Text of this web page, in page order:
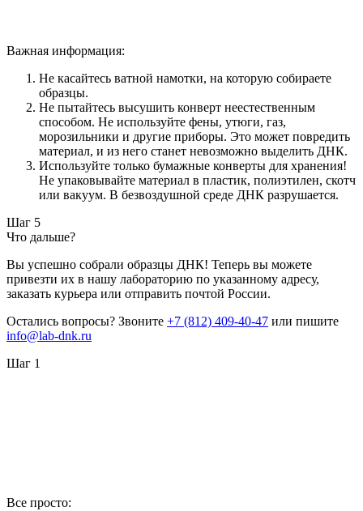
Важная информация:
Не касайтесь ватной намотки, на которую собираете
образцы.
Не пытайтесь высушить конверт неестественным
способом. Не используйте фены, утюги, газ,
морозильники и другие приборы. Это может повредить
материал, и из него станет невозможно выделить ДНК.
Используйте только бумажные конверты для хранения!
Не упаковывайте материал в пластик, полиэтилен, скотч
или вакуум. В безвоздушной среде ДНК разрушается.
Шаг 5
Что дальше?
Вы успешно собрали образцы ДНК! Теперь вы можете
привезти их в нашу лабораторию по указанному адресу,
заказать курьера или отправить почтой России.
Остались вопросы? Звоните +7 (812) 409-40-47 или пишите
info@lab-dnk.ru
Шаг 1
Все просто: